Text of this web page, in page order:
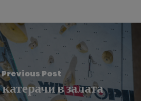
Previous Post
в залата